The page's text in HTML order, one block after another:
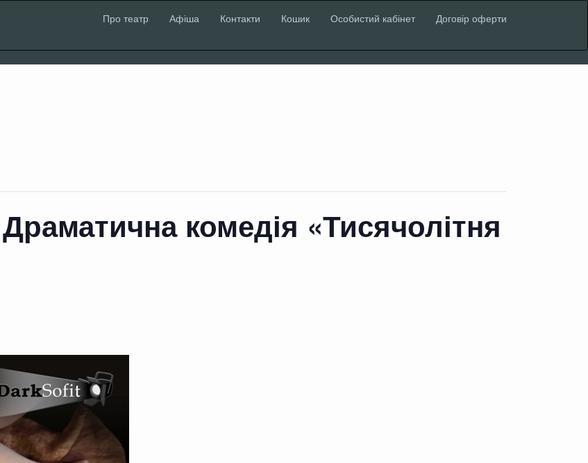
Про театр Афіша Контакти Кошик Особистий кабінет Договір оферти
комедія «Тисячолітня